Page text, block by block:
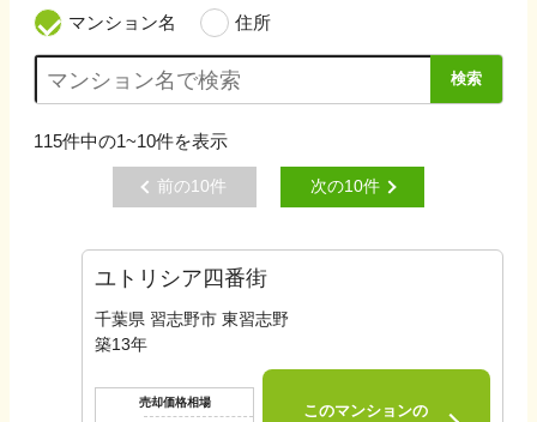
マンション名 住所
検索
115件中の1~10件を表示
前の10件 次の10件
ユトリシア四番街
千葉県 習志野市 東習志野
築13年
売却価格相場
このマンションの